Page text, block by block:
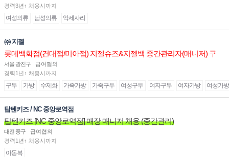
경력3년↑ 채용시까지
여성의류 남성의류 악세사리
㈜ 지젤
롯데백화점(건대점/미아점) 지젤슈즈&지젤백 중간관리자(매니저) 구
인합니다
서울 광진구
급여협의
경력1년↑ 채용시까지
구두 가방 수제화 가죽가방 가죽구두 여성구두 여자구두 여자가방 여성가방
탑텐키즈 / NC 중앙로역점
탑텐키즈 [NC 중앙로역점] 매장 매니저 채용 (중간관리)
대전 중구
급여협의
경력1년↑ 채용시까지
아동복